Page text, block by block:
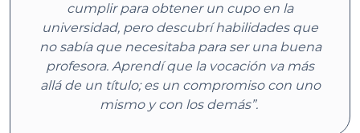
cumplir para obtener un cupo en la
universidad, pero descubrí habilidades que
no sabía que necesitaba para ser una buena
profesora. Aprendí que la vocación va más
allá de un título; es un compromiso con uno
mismo y con los demás”.